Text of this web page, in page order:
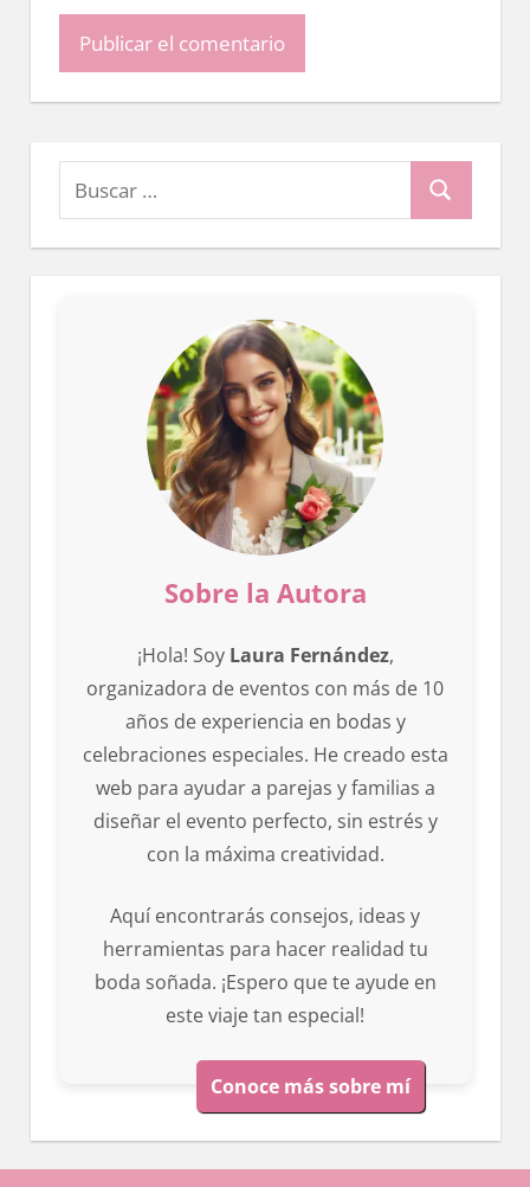
Buscar
Sobre la Autora
¡Hola! Soy Laura Fernández,
organizadora de eventos con más de 10
años de experiencia en bodas y
celebraciones especiales. He creado esta
web para ayudar a parejas y familias a
diseñar el evento perfecto, sin estrés y
con la máxima creatividad.
Aquí encontrarás consejos, ideas y
herramientas para hacer realidad tu
boda soñada. ¡Espero que te ayude en
este viaje tan especial!
Conoce más sobre mí